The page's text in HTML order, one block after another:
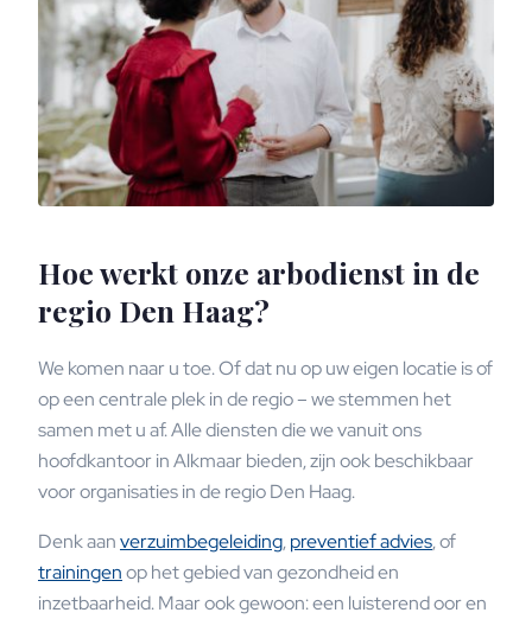
Hoe werkt onze arbodienst in de
regio Den Haag?
We komen naar u toe. Of dat nu op uw eigen locatie is of
op een centrale plek in de regio – we stemmen het
samen met u af. Alle diensten die we vanuit ons
hoofdkantoor in Alkmaar bieden, zijn ook beschikbaar
voor organisaties in de regio Den Haag.
Denk aanverzuimbegeleiding,preventief advies, of
trainingenop het gebied van gezondheid en
inzetbaarheid. Maar ook gewoon: een luisterend oor en